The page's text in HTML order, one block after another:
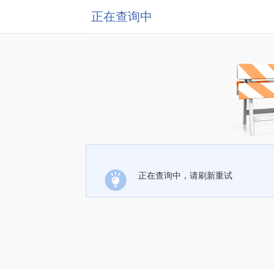
正在查询中
正在查询中，请刷新重试